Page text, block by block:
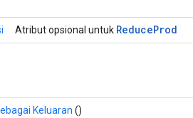
Atribut opsional untuk ReduceProd
Keluaran ()